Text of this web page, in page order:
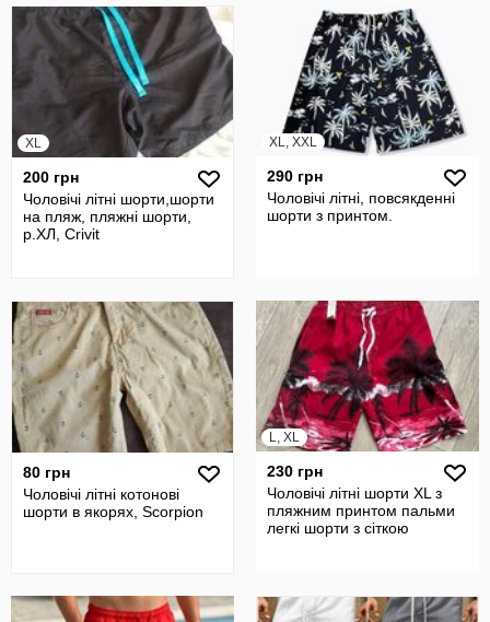
XL
200 грн
Чоловічі літні шорти,шорти
на пляж, пляжні шорти,
р.ХЛ, Crivit
XL, XXL
290 грн
Чоловічі літні, повсякденні
шорти з принтом.
80 грн
Чоловічі літні котонові
шорти в якорях, Scorpion
L, XL
230 грн
Чоловічі літні шорти XL з
пляжним принтом пальми
легкі шорти з сіткою